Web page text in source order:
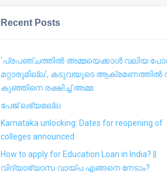
Recent Posts
‘പ്രപഞ്ചത്തില്‍ അമ്മയെക്കാള്‍ വലിയ
മറ്റാരുമില്ല’, കടുവയുടെ ആക്രമണത്തില്‍
കുഞ്ഞിനെ രക്ഷിച്ച് അമ്മ
പേജ് ലഭ്യമല്ല
Karnataka unlocking: Dates for reopening of
colleges announced
How to apply for Education Loan in India? ||
വിദ്യാഭ്യാസ വായ്പ എങ്ങനെ നേടാം?